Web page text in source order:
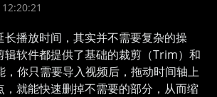
长播放时间，其实并不需要复杂的操
辑软件都提供了基础的裁剪（Trim）和
，你只需要导入视频后，拖动时间轴上
，就能快速删掉不需要的部分，从而缩